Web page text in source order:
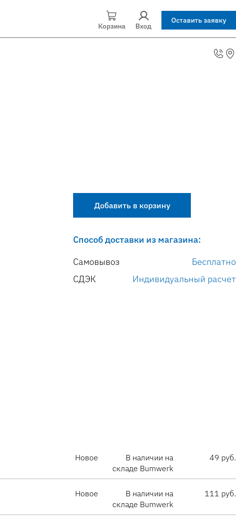
Корзина Вход
Оставить заявку
Добавить в корзину
Способ доставки из магазина:
Самовывоз
Бесплатно
СДЭК
Индивидуальный расчет
Новое
В наличии на
складе Bumwerk
49 руб.
Новое
В наличии на
складе Bumwerk
111 руб.